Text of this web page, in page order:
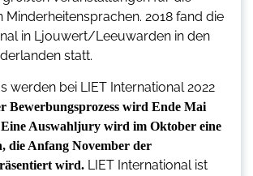
Minderheitensprachen. 2018 fand die
in Ljouwert/Leeuwarden in den
statt.
werden bei LIET International 2022
Bewerbungsprozess wird Ende Mai
Eine Auswahljury wird im Oktober eine
die Anfang November der
wird. LIET International ist